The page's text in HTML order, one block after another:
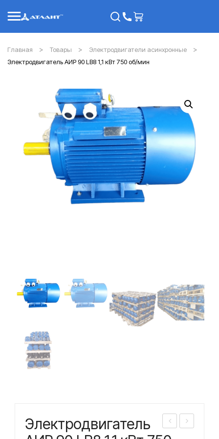
Главная Товары
Электродвигатели асинхронные
Электродвигатель АИР 90 LB8 1,1 кВт 750 об/мин
лек
Электродвигатель